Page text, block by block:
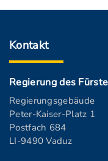
Kontakt
Regierung des
Regierungsgebäude
Peter-Kaiser-Platz 1
Postfach 684
LI-9490 Vaduz